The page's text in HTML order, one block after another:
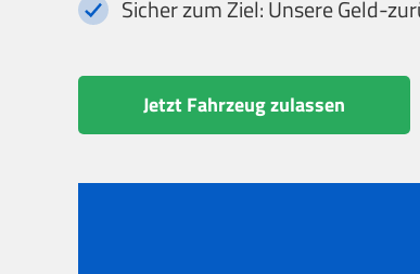
Sicher zum Ziel: Unsere Geld-
Jetzt Fahrzeug zulassen